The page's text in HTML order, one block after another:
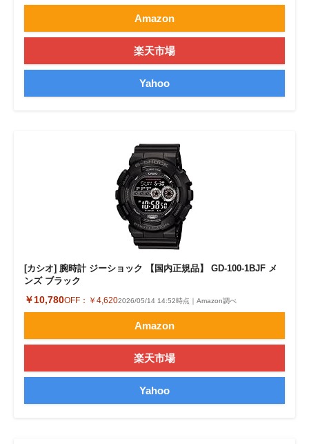
Amazon
楽天市場
Yahoo
[カシオ] 腕時計 ジーショック 【国内正規品】 GD-100-1BJF メ
ンズ ブラック
￥10,780OFF： ￥4,6202026/05/14 14:52時点｜Amazon調べ
Amazon
楽天市場
Yahoo